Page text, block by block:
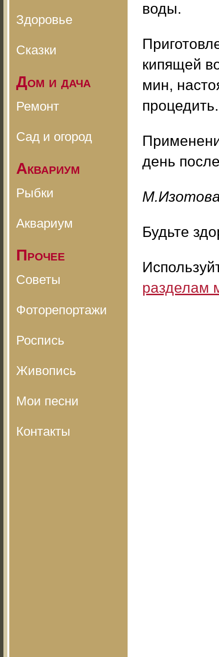
Здоровье
Сказки
Дом и дача
Ремонт
Сад и огород
Аквариум
Рыбки
Аквариум
Прочее
Советы
Фоторепортажи
Роспись
Живопись
Мои песни
Контакты
воды.
кипящей
мин,
процедить.
день
Будьте
разделам